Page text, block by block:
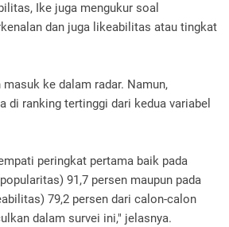
Ike juga mengukur soal
dan juga likeabilitas atau tingkat
ke dalam radar. Namun,
di ranking tertinggi dari kedua variabel
peringkat pertama baik pada
91,7 persen maupun pada
79,2 persen dari calon-calon
dalam survei ini," jelasnya.